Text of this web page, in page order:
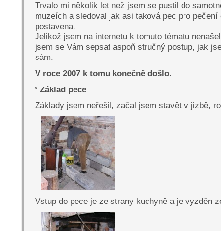
Trvalo mi několik let než jsem se pustil do
muzeích a sledoval jak asi taková pec pro pečení
postavena.
Jelikož jsem na internetu k tomuto tématu
jsem se Vám sepsat aspoň stručný postup, jak
sám.
V roce 2007 k tomu konečně došlo.
Základ pece
Základy jsem neřešil, začal jsem stavět v jizbě,
Vstup do pece je ze strany kuchyně a je vyzděn